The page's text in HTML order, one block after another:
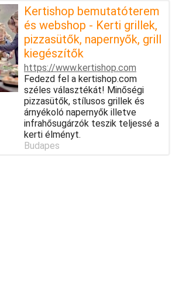
Kertishop bemutatóterem
és webshop - Kerti grillek,
pizzasütők, napernyők, grill
kiegészítők
https://www.kertishop.com
Fedezd fel a kertishop.com
széles választékát! Minőségi
pizzasütők, stílusos grillek és
árnyékoló napernyők illetve
infrahősugárzók teszik teljessé a
kerti élményt.
Budapes